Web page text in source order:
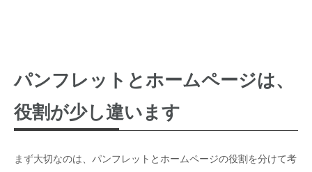
写真やコピーをそろえると、より伝わりやすくなります
AIを使って、掲載内容を整理すると効率的
見直す時は、まず「今の情報」を棚卸ししましょう
パンフレットとホームページを一緒に見直すメリット
まとめ
パンフレットとホームページは、
役割が少し違います
まず大切なのは、パンフレットとホームページの役割を分けて考